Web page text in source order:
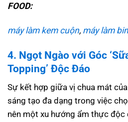
FOOD:
máy làm kem cuộn, máy làm
4. Ngọt Ngào với Góc
Topping’ Độc Đáo
Sự kết hợp giữa vị chua mát
sáng tạo đa dạng trong việc
nên một xu hướng ẩm thực độc